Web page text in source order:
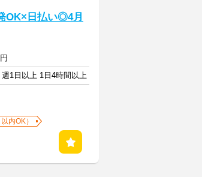
OK×日払い◎4月
週1日以上 1日4時間以上
内OK）